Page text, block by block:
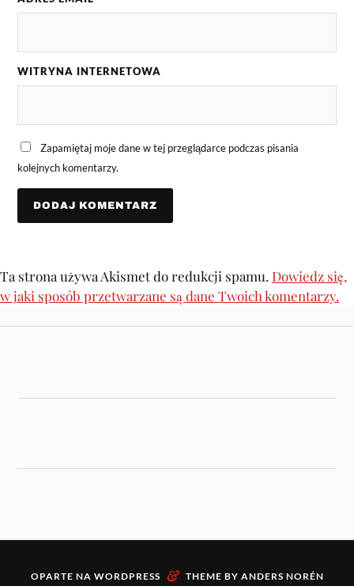
WITRYNA INTERNETOWA
Zapamiętaj moje dane w tej przeglądarce podczas pisania
kolejnych komentarzy.
Ta strona używa Akismet do redukcji spamu. Dowiedz się,
w jaki sposób przetwarzane są dane Twoich komentarzy.
OPARTE NA WORDPRESS & THEME BY ANDERS NORÉN